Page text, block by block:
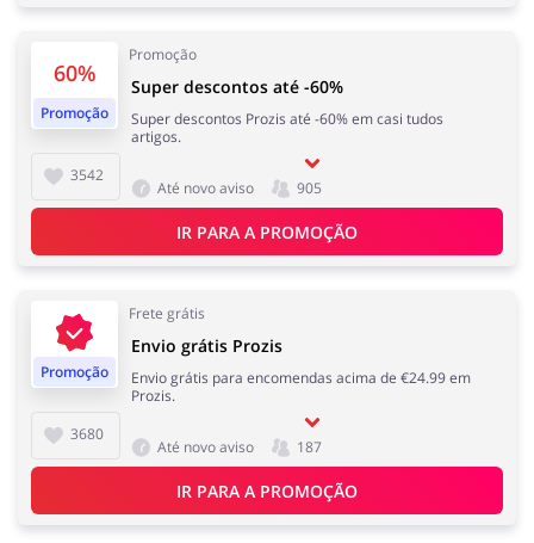
60%
Promoção
Promoção
3542
Super descontos até -60%
Super descontos Prozis até -60% em casi tudos
artigos.
Até novo aviso 905
IR PARA A PROMOÇÃO
Promoção
Frete grátis
3680
Envio grátis Prozis
Envio grátis para encomendas acima de €24.99 em
Prozis.
Até novo aviso 187
IR PARA A PROMOÇÃO